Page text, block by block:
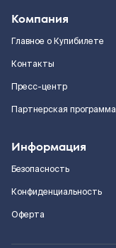
Компания
Главное о Купибилете
Контакты
Пресс-центр
Партнерская программа
Информация
Безопасность
Конфиденциальность
Оферта